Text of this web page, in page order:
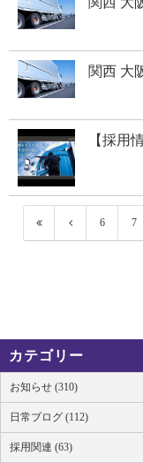
関西 大
【採用
6 7
カテゴリー
お知らせ (310)
日常ブログ (112)
採用関連 (63)